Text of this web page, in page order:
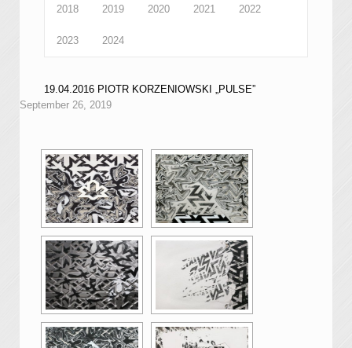
2018 2019 2020 2021 2022
2023 2024
19.04.2016 PIOTR KORZENIOWSKI „PULSE”
September 26, 2019